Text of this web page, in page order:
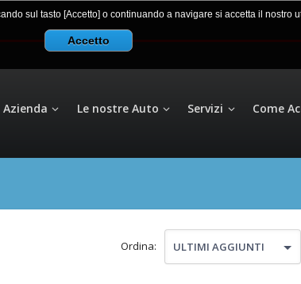
sul tasto [Accetto] o continuando a navigare si accetta il nostro
Accetto
Azienda Le nostre Auto Servizi Come
Ordina: ULTIMI AGGIUNTI